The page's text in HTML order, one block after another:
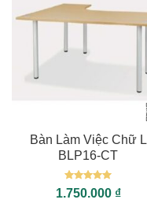
Bàn Làm Việc Chữ L
BLP16-CT
Được xếp
hạng55
1.750.000 ₫